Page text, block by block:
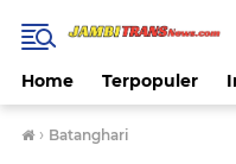
Home Terpopuler
› Batanghari